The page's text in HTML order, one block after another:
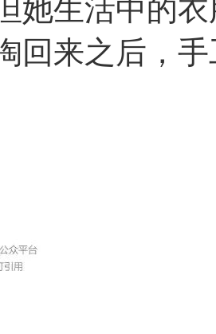
生活中的衣
回来之后，